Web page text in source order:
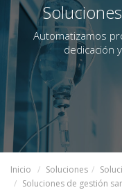
Automatizamos
dedicación
Inicio Soluciones
Soluciones de gestión